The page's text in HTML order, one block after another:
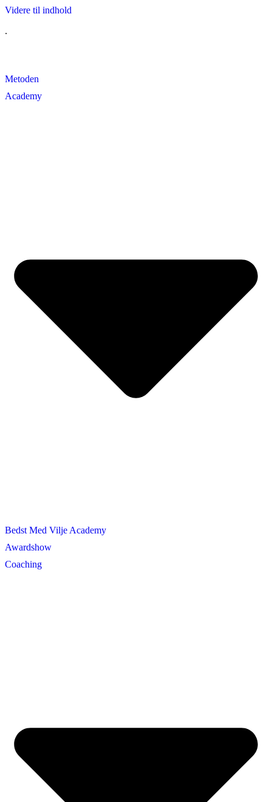
Videre til indhold
.
Metoden
Academy
Bedst Med Vilje Academy
Awardshow
Coaching